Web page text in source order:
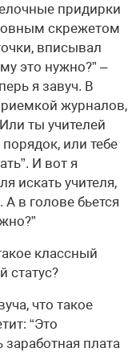
придирки
скрежетом
вписывал
это нужно?” –
я завуч. В
журналов,
ты учителей
или тебе
И вот я
искать учителя,
в голове бьется
классный
статус?
что такое
“Это
плата